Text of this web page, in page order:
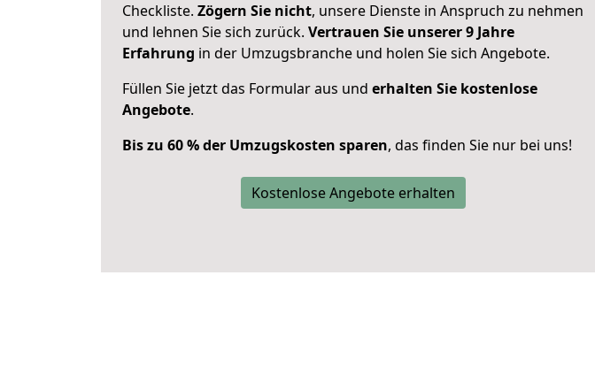
Checkliste. Zögern Sie nicht, unsere Dienste in Anspruch zu nehmen
und lehnen Sie sich zurück. Vertrauen Sie unserer 9 Jahre
Erfahrung in der Umzugsbranche und holen Sie sich Angebote.
Füllen Sie jetzt das Formular aus und erhalten Sie kostenlose
Angebote.
Bis zu 60 % der Umzugskosten sparen, das finden Sie nur bei uns!
Kostenlose Angebote erhalten